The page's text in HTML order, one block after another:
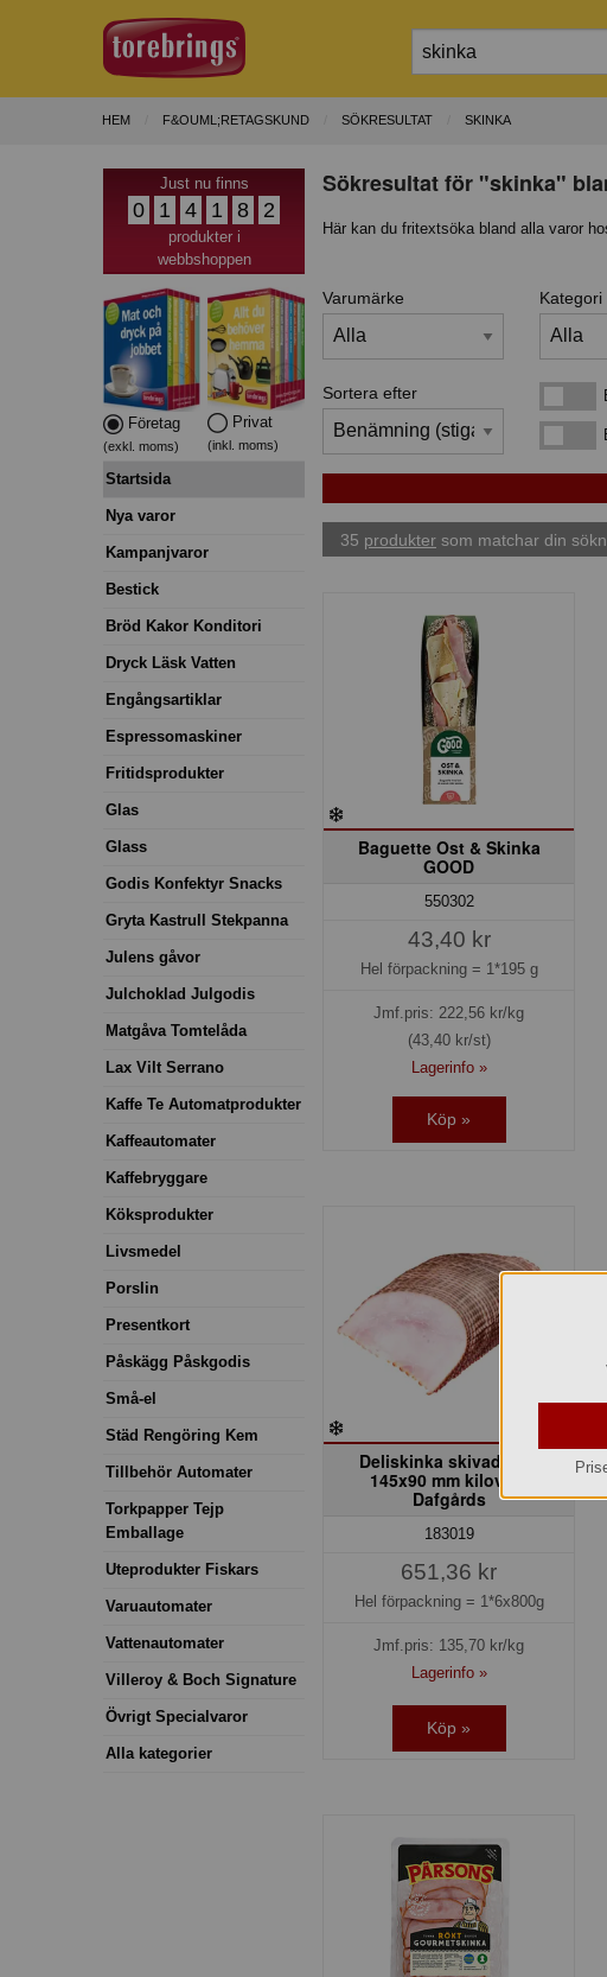
HEM F&OUML;RETAGSKUND SÖKRESULTAT SKINKA
Just nu finns
0 1 4 1 8 2
produkter i
webbshoppen
Företag
(exkl. moms)
Privat
(inkl. moms)
Startsida
Nya varor
Kampanjvaror
Bestick
Bröd Kakor Konditori
Dryck Läsk Vatten
Engångsartiklar
Espressomaskiner
Fritidsprodukter
Glas
Glass
Godis Konfektyr Snacks
Gryta Kastrull Stekpanna
Julens gåvor
Julchoklad Julgodis
Matgåva Tomtelåda
Lax Vilt Serrano
Kaffe Te Automatprodukter
Kaffeautomater
Kaffebryggare
Köksprodukter
Livsmedel
Porslin
Presentkort
Påskägg Påskgodis
Små-el
Städ Rengöring Kem
Tillbehör Automater
Torkpapper Tejp
Emballage
Uteprodukter Fiskars
Varuautomater
Vattenautomater
Villeroy & Boch Signature
Övrigt Specialvaror
Alla kategorier
Sökresultat för "skinka"
Här kan du fritextsöka bland alla varor
Varumärke Kategori
Sortera efter Bara
Bara
35 produkter som matchar din
Baguette Ost & Skinka
GOOD
550302
43,40 kr
Hel förpackning = 1*195 g
Jmf.pris: 222,56 kr/kg
(43,40 kr/st)
Lagerinfo »
Köp »
Deliskinka skivad rökt
145x90 mm kilovara
Dafgårds
183019
651,36 kr
Hel förpackning = 1*6x800g
Jmf.pris: 135,70 kr/kg
Lagerinfo »
Köp »